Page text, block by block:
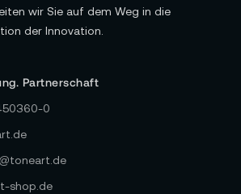
wir Sie auf dem Weg in die
der Innovation.
Partnerschaft
0
shop.de